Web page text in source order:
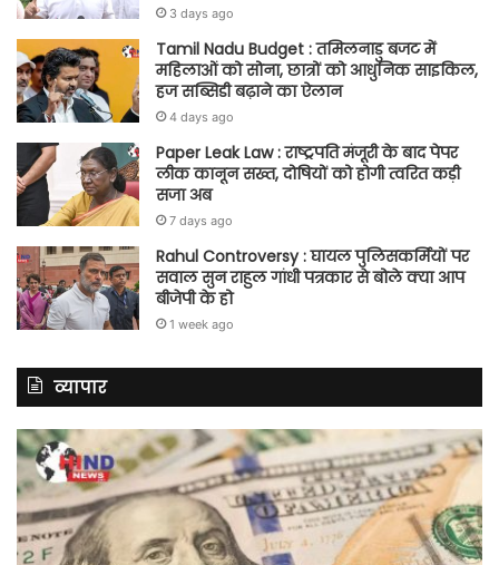
3 days ago
Tamil Nadu Budget : तमिलनाडु बजट में
महिलाओं को सोना, छात्रों को आधुनिक साइकिल,
हज सब्सिडी बढ़ाने का ऐलान
4 days ago
Paper Leak Law : राष्ट्रपति मंजूरी के बाद पेपर
लीक कानून सख्त, दोषियों को होगी त्वरित कड़ी
सजा अब
7 days ago
Rahul Controversy : घायल पुलिसकर्मियों पर
सवाल सुन राहुल गांधी पत्रकार से बोले क्या आप
बीजेपी के हो
1 week ago
व्यापार